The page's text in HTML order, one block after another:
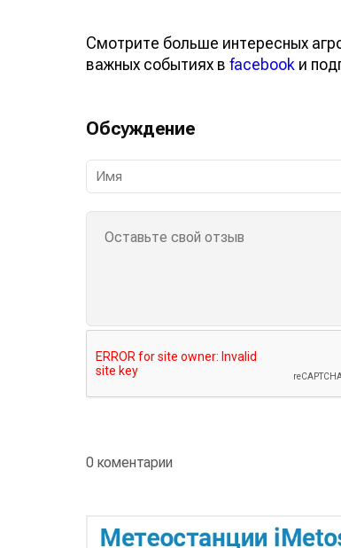
Смотрите больше интересных
важных событиях в facebook и
Обсуждение
0 коментарии